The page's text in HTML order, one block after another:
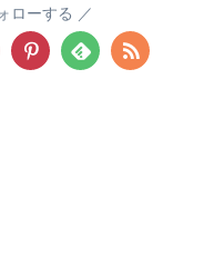
ローする